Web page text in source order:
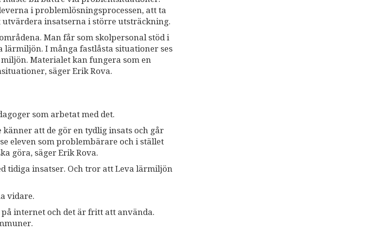
i problemlösningsprocessen, att ta
insatserna i större utsträckning.
Man får som skolpersonal stöd i
I många fastlåsta situationer ses
Materialet kan fungera som en
säger Erik Rova.
som arbetat med det.
att de gör en tydlig insats och går
eleven som problembärare och i stället
göra, säger Erik Rova.
tidiga insatser. Och tror att Leva lärmiljön
vidare.
internet och det är fritt att använda.